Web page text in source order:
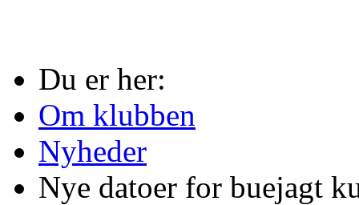
Du er her:
Om klubben
Nyheder
Nye datoer for buejagt